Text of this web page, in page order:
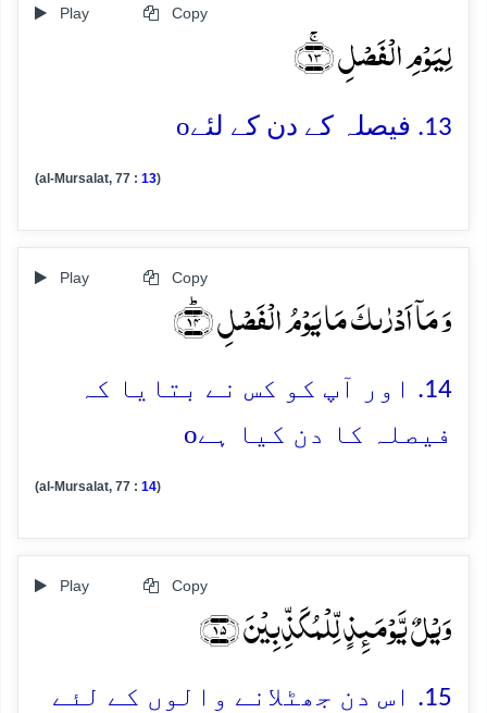
Play Copy
لِیَوۡمِ الۡفَصۡلِ ﴿ۚ۱۳﴾
13. فیصلہ کے دن کے لئے o
(al-Mursalat, 77 : 13)
Play Copy
وَ مَاۤ اَدۡرٰىکَ مَا یَوۡمُ الۡفَصۡلِ ﴿ؕ۱۴﴾
14. اور آپ کو کس نے بتایا کہ
فیصلہ کا دن کیا ہےo
(al-Mursalat, 77 : 14)
Play Copy
وَیۡلٌ یَّوۡمَئِذٍ لِّلۡمُکَذِّبِیۡنَ ﴿۱۵﴾
15. اس دن جھٹلانے والوں کے لئے